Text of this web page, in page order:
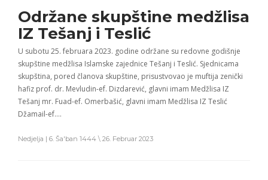
Održane skupštine medžlisa
IZ Tešanj i Teslić
U subotu 25. februara 2023. godine održane su redovne godišnje
skupštine medžlisa Islamske zajednice Tešanj i Teslić. Sjednicama
skupština, pored članova skupštine, prisustvovao je muftija zenički
hafiz prof. dr. Mevludin-ef. Dizdarević, glavni imam Medžlisa IZ
Tešanj mr. Fuad-ef. Omerbašić, glavni imam Medžlisa IZ Teslić
Džamail-ef….
Nedjelja | 6. Ša'ban 1444 \ 26. Februar 2023